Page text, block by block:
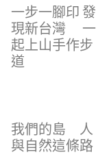
一步一腳印 發
現新台灣 一
起上山手作步
道
我們的島 人
與自然這條路